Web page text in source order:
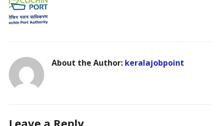
About the Author: keralajobpoint